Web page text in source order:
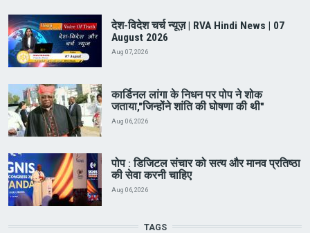
देश-विदेश चर्च न्यूज़ | RVA Hindi News | 07
August 2026
Aug 07, 2026
कार्डिनल लांगा के निधन पर पोप ने शोक
जताया,"जिन्होंने शांति की घोषणा की थी"
Aug 06, 2026
पोप : डिजिटल संचार को सत्य और मानव प्रतिष्ठा
की सेवा करनी चाहिए
Aug 06, 2026
TAGS